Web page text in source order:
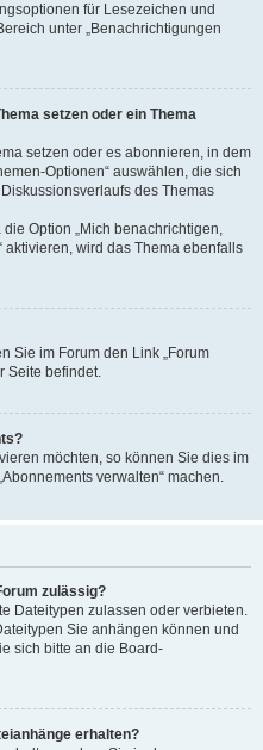
für Lesezeichen und
unter „Benachrichtigungen
setzen oder ein Thema
setzen oder es abonnieren, in dem
Optionen“ auswählen, die sich
des Themas
Option „Mich benachrichtigen,
wird das Thema ebenfalls
Sie im Forum den Link „Forum
Seite befindet.
möchten, so können Sie dies im
verwalten“ machen.
zulässig?
Dateitypen zulassen oder verbieten.
Sie anhängen können und
sich bitte an die Board-
erhalten?